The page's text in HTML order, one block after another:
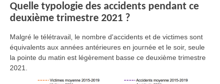
Quelle typologie des accidents pendant ce
deuxième trimestre 2021 ?
Malgré le télétravail, le nombre d'accidents et de victimes sont
équivalents aux années antérieures en journée et le soir, seule
la pointe du matin est légèrement basse ce deuxième trimestre
2021.